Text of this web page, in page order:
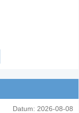
Datum: 2026-08-08